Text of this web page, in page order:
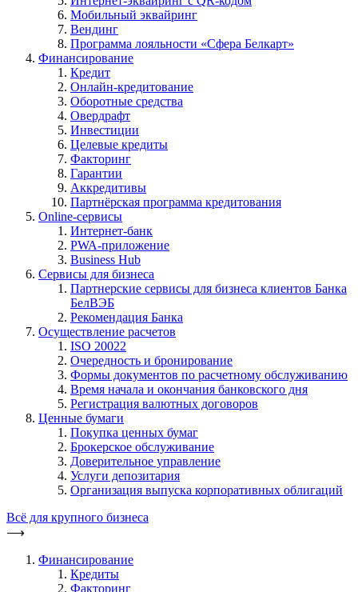
Мобильный эквайринг
Вендинг
Программа лояльности «Сфера Белкарт»
Финансирование
Кредит
Онлайн-кредитование
Оборотные средства
Овердрафт
Инвестиции
Целевые кредиты
Факторинг
Гарантии
Аккредитивы
Партнёрская программа кредитования
Online-сервисы
Интернет-банк
PWA-приложение
Business Hub
Сервисы для бизнеса
Партнерские сервисы для бизнеса клиентов Банка
БелВЭБ
Рекомендация Банка
Осуществление расчетов
ISO 20022
Очередность и бронирование
Формы документов по расчетному обслуживанию
Время начала и окончания банковского дня
Регистрация валютных договоров
Ценные бумаги
Покупка ценных бумаг
Брокерское обслуживание
Доверительное управление
Услуги депозитария
Организация выпуска корпоративных облигаций
Всё для крупного бизнеса
⟶
Финансирование
Кредиты
Факторинг